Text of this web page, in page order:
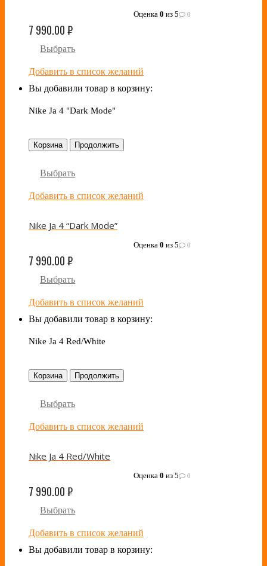
Оценка 0 из 5 0
7 990.00₽
Выбрать
Добавить в список желаний
Вы добавили товар в корзину:
Nike Ja 4 "Dark Mode"
Корзина Продолжить
Выбрать
Добавить в список желаний
Nike Ja 4 “Dark Mode”
Оценка 0 из 5 0
7 990.00₽
Выбрать
Добавить в список желаний
Вы добавили товар в корзину:
Nike Ja 4 Red/White
Корзина Продолжить
Выбрать
Добавить в список желаний
Nike Ja 4 Red/White
Оценка 0 из 5 0
7 990.00₽
Выбрать
Добавить в список желаний
Вы добавили товар в корзину: